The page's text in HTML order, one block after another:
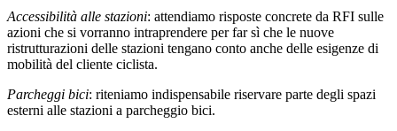
Accessibilità alle stazioni: attendiamo risposte concrete da RFI sulle
azioni che si vorranno intraprendere per far sì che le nuove
ristrutturazioni delle stazioni tengano conto anche delle esigenze di
mobilità del cliente ciclista.
Parcheggi bici: riteniamo indispensabile riservare parte degli spazi
esterni alle stazioni a parcheggio bici.